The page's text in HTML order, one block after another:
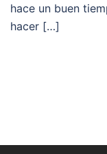
hace un buen
hacer […]